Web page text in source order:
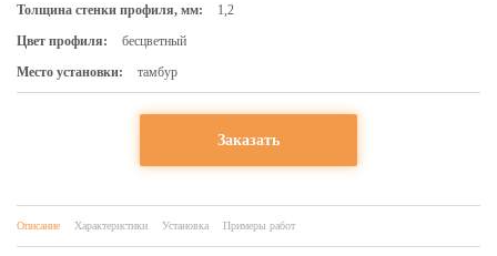
Толщина стенки профиля, мм:
1,2
Цвет профиля:
бесцветный
Место установки:
тамбур
Заказать
Описание Характеристики Установка Примеры работ